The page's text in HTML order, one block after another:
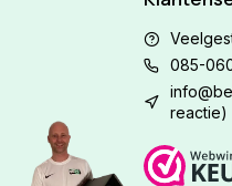
085-
reactie)